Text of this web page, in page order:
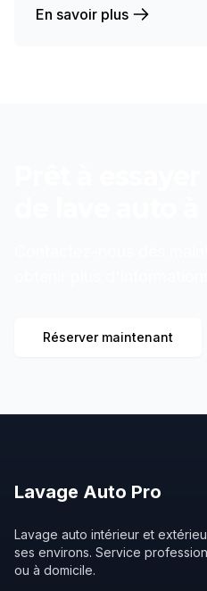
En savoir plus
Réserver maintenant
Lavage Auto Pro
Lavage auto intérieur et
ses environs. Service
ou à domicile.